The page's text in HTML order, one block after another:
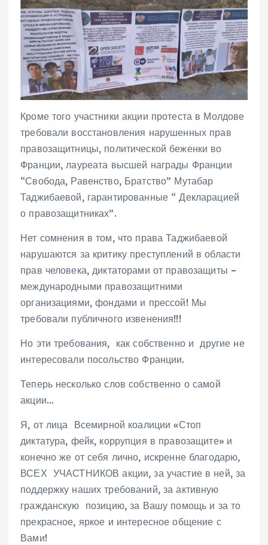
Кроме того участники акции протеста в Молдове
требовали восстановления нарушенных прав
правозащитницы, политической беженки во
Франции, лауреата высшей награды Франции
“Свобода, Равенство, Братство” Мутабар
Таджибаевой, гарантированные “ Декларацией
о правозащитниках”.
Нет сомнения в том, что права Таджибаевой
нарушаются за критику преступлений в области
прав человека, диктаторами от правозащиты –
международными правозащитними
организациями, фондами и прессой! Мы
требовали публичного извенения!!!
Но эти требования, как собственно и другие не
интересовали посольство Франции.
Теперь несколько слов собственно о самой
акции…
Я, от лица Всемирной коалиции «Стоп
диктатура, фейк, коррупция в правозащите» и
конечно же от себя лично, искренне благодарю,
ВСЕХ УЧАСТНИКОВ акции, за участие в ней, за
поддержку наших требований, за активную
гражданскую позицию, за Вашу помощь и за то
прекрасное, яркое и интересное общение с
Вами!